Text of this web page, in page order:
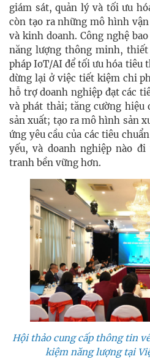
giám sát, quản lý và tối ưu
còn tạo ra những mô hình
và kinh doanh. Công nghệ
năng lượng thông minh, thiết
pháp IoT/AI để tối ưu hóa tiêu
dừng lại ở việc tiết kiệm chi
hỗ trợ doanh nghiệp đạt các
và phát thải; tăng cường hiệu
sản xuất; tạo ra mô hình sản
ứng yêu cầu của các tiêu
yếu, và doanh nghiệp nào
tranh bền vững hơn.
Hội thảo cung cấp thông tin
kiệm năng lượng tại